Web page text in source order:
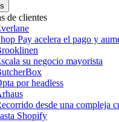
de clientes
Pay acelera el pago y
su negocio mayorista
por headless
desde una compleja
Shopify